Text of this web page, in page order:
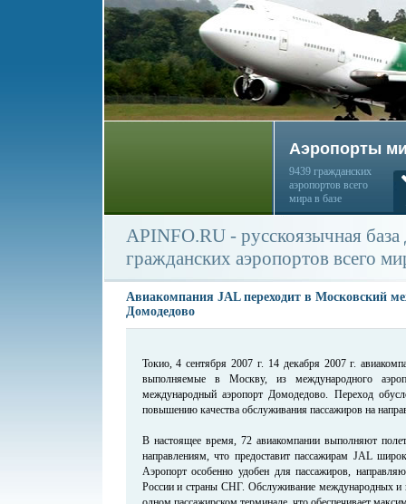
Аэропорты
9439 гражданских
аэропортов всего
мира в базе
APINFO.RU - русскоязычная
гражданских аэропортов всего
Авиакомпания JAL переходит в Московский
Домодедово
Токио, 4 сентября 2007 г. 14 декабря 2007 г.
выполняемые в Москву, из международного
международный аэропорт Домодедово. Переход
повышению качества обслуживания пассажиров на
В настоящее время, 72 авиакомпании выполняют
направлениям, что предоставит пассажирам JAL
Аэропорт особенно удобен для пассажиров,
России и страны СНГ. Обслуживание международных и